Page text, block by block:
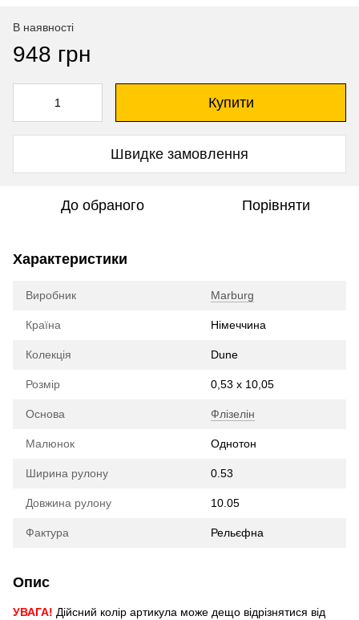
В наявності
948 грн
Купити
Швидке замовлення
До обраного Порівняти
Характеристики
Виробник Marburg
Країна Німеччина
Колекція Dune
Розмір 0,53 х 10,05
Основа Флізелін
Малюнок Однотон
Ширина рулону 0.53
Довжина рулону 10.05
Фактура Рельєфна
Опис
УВАГА! Дійсний колір артикула може дещо відрізнятися від